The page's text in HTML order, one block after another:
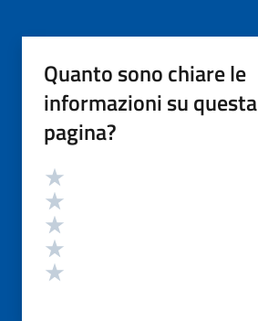
Quanto sono chiare le
informazioni su questa
pagina?
Valutazione